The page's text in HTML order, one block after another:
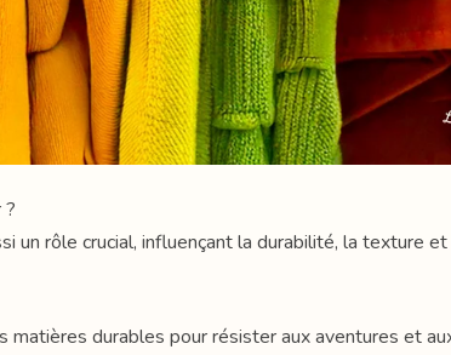
rôle crucial, influençant la durabilité, la texture et
durables pour résister aux aventures et